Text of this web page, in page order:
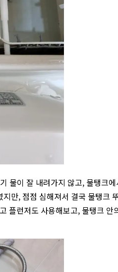
물이 잘 내려가지 않고, 물탱크
만, 점점 심해져서 결국 물탱크
플런저도 사용해보고, 물탱크